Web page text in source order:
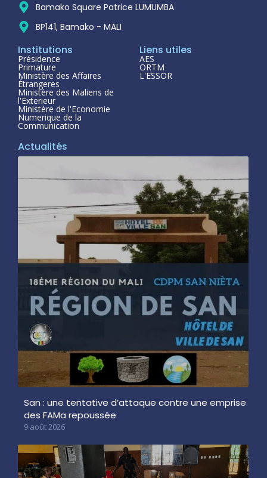
Bamako Square Patrice LUMUMBA
BP141, Bamako - MALI
Institutions
Présidence
Primature
Ministère des Affaires
Étrangeres
Ministère des Maliens de
l'Exterieur
Ministère de l'Economie
Numerique de la
Communication
Liens utiles
AES
ORTM
L'ESSOR
Actualités
San : une tentative d’attaque contre une emprise
des FAMa repoussée
9 août 2026